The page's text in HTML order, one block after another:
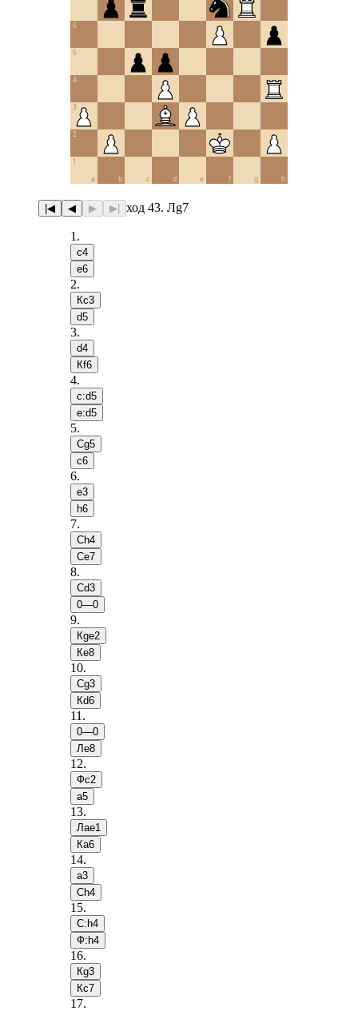
a b c d e f g h
1
2
3
4
5
6
|◀ ◀ ▶ ▶| ход 43. Лg7
1 .
c4
e6
2.
Кc3
d5
3.
d4
Кf6
4.
c:d5
e:d5
5.
Сg5
c6
6.
e3
h6
7.
Сh4
Сe7
8.
Сd3
0—0
9.
Кge2
Кe8
10.
Сg3
Кd6
11 .
0—0
Лe8
12.
Фc2
a5
13.
Лae1
Кa6
14.
a3
Сh4
15.
С:h4
Ф:h4
16.
Кg3
Кc7
17.